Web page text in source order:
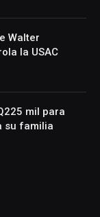
Walter
la USAC
mil para
su familia